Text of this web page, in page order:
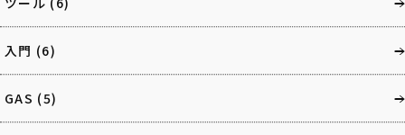
入門 (6)
GAS (5)